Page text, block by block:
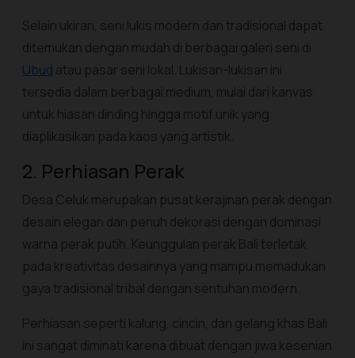
Selain ukiran, seni lukis modern dan tradisional dapat
ditemukan dengan mudah di berbagai galeri seni di
Ubud atau pasar seni lokal. Lukisan-lukisan ini
tersedia dalam berbagai medium, mulai dari kanvas
untuk hiasan dinding hingga motif unik yang
diaplikasikan pada kaos yang artistik.
2. Perhiasan Perak
Desa Celuk merupakan pusat kerajinan perak dengan
desain elegan dan penuh dekorasi dengan dominasi
warna perak putih. Keunggulan perak Bali terletak
pada kreativitas desainnya yang mampu memadukan
gaya tradisional tribal dengan sentuhan modern.
Perhiasan seperti kalung, cincin, dan gelang khas Bali
ini sangat diminati karena dibuat dengan jiwa kesenian